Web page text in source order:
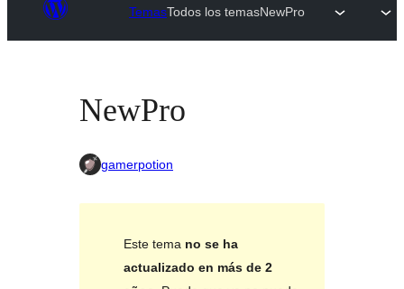
TemasTodos los temasNewPro
NewPro
gamerpotion
Este tema no se ha
actualizado en más de 2